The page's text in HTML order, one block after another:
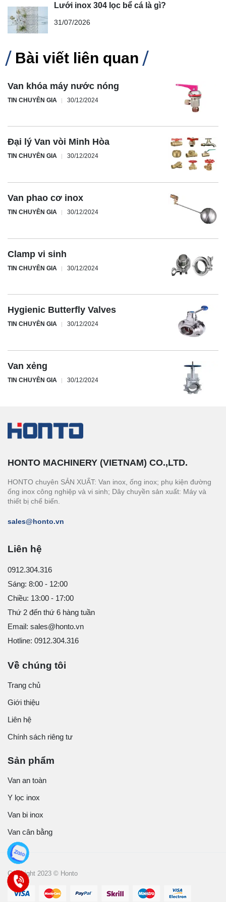
Lưới inox 304 lọc bể cá là gì?
31/07/2026
Bài viết liên quan
Van khóa máy nước nóng
TIN CHUYÊN GIA 30/12/2024
Đại lý Van vòi Minh Hòa
TIN CHUYÊN GIA 30/12/2024
Van phao cơ inox
TIN CHUYÊN GIA 30/12/2024
Clamp vi sinh
TIN CHUYÊN GIA 30/12/2024
Hygienic Butterfly Valves
TIN CHUYÊN GIA 30/12/2024
Van xẻng
TIN CHUYÊN GIA 30/12/2024
HONTO MACHINERY (VIETNAM) CO.,LTD.
HONTO chuyên SẢN XUẤT: Van inox, ống inox; phụ kiện đường
ống inox công nghiệp và vi sinh; Dây chuyền sản xuất: Máy và
thiết bị chế biến.
sales@honto.vn
Liên hệ
0912.304.316
Sáng: 8:00 - 12:00
Chiều: 13:00 - 17:00
Thứ 2 đến thứ 6 hàng tuần
Email: sales@honto.vn
Hotline: 0912.304.316
Về chúng tôi
Trang chủ
Giới thiệu
Liên hệ
Chính sách riêng tư
Sản phẩm
Van an toàn
Y lọc inox
Van bi inox
Van cân bằng
Copyright 2023 © Honto